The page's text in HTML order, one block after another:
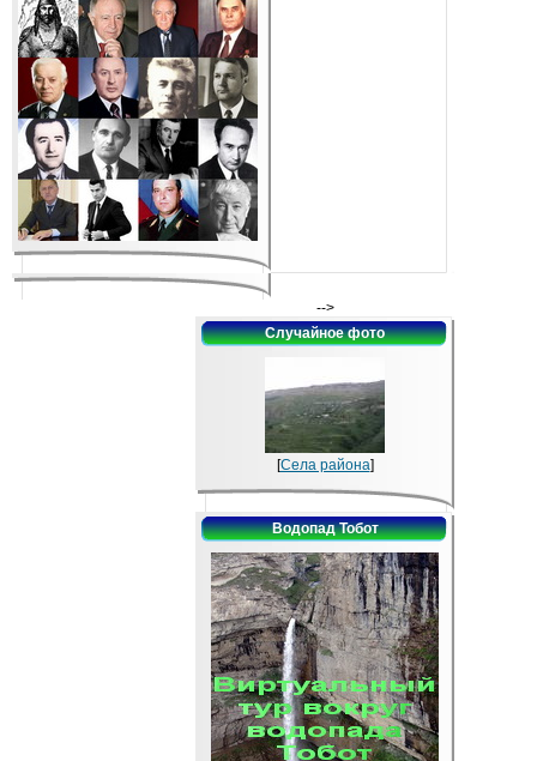
-->
Случайное фото
[Села района]
Водопад Тобот